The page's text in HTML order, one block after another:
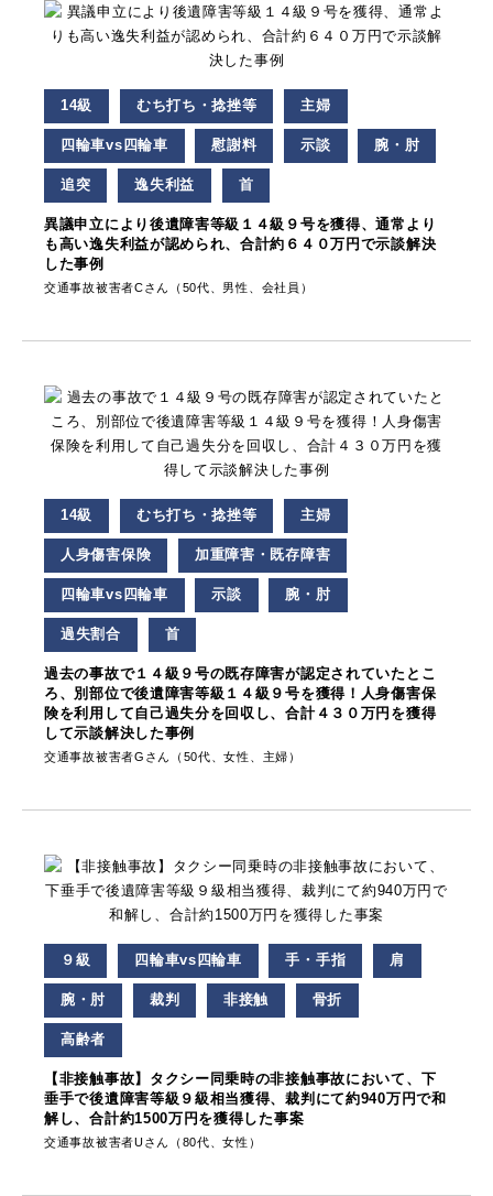
14級 むち打ち・捻挫等 主婦
四輪車vs四輪車 慰謝料 示談 腕・肘
追突 逸失利益 首
異議申立により後遺障害等級１４級９号を獲得、通常より
も高い逸失利益が認められ、合計約６４０万円で示談解決
した事例
交通事故被害者Cさん（50代、男性、会社員）
14級 むち打ち・捻挫等 主婦
人身傷害保険 加重障害・既存障害
四輪車vs四輪車 示談 腕・肘
過失割合 首
過去の事故で１４級９号の既存障害が認定されていたとこ
ろ、別部位で後遺障害等級１４級９号を獲得！人身傷害保
険を利用して自己過失分を回収し、合計４３０万円を獲得
して示談解決した事例
交通事故被害者Gさん（50代、女性、主婦）
９級 四輪車vs四輪車 手・手指 肩
腕・肘 裁判 非接触 骨折
高齢者
【非接触事故】タクシー同乗時の非接触事故において、下
垂手で後遺障害等級９級相当獲得、裁判にて約940万円で和
解し、合計約1500万円を獲得した事案
交通事故被害者Uさん（80代、女性）